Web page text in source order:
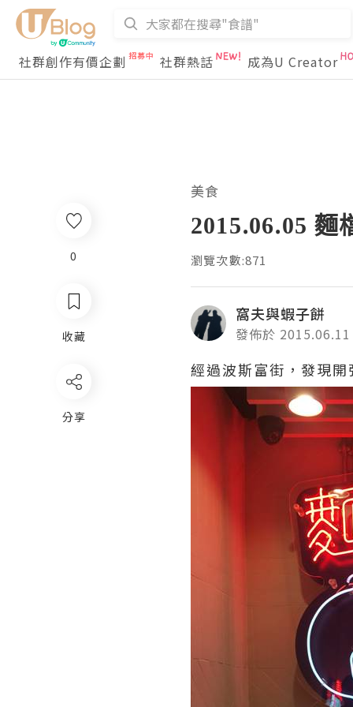
社群創作有價企劃 社群熱話 成為U Creator
0
收藏
分享
美食
2015.06.05 麵
瀏覽次數:871
窩夫與蝦子餅
發佈於 2015.06.11
經過波斯富街，發現